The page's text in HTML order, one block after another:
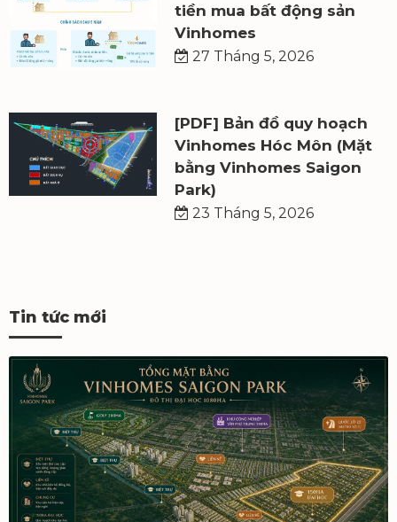
tiền mua bất động sản
Vinhomes
27 Tháng 5, 2026
[PDF] Bản đồ quy hoạch
Vinhomes Hóc Môn (Mặt
bằng Vinhomes Saigon
Park)
23 Tháng 5, 2026
Tin tức mới